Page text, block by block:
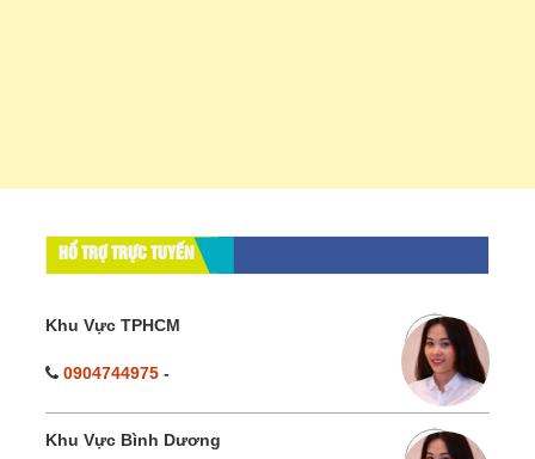
HỔ TRỢ TRỰC TUYẾN
Khu Vực TPHCM
0904744975 -
Khu Vực Bình Dương